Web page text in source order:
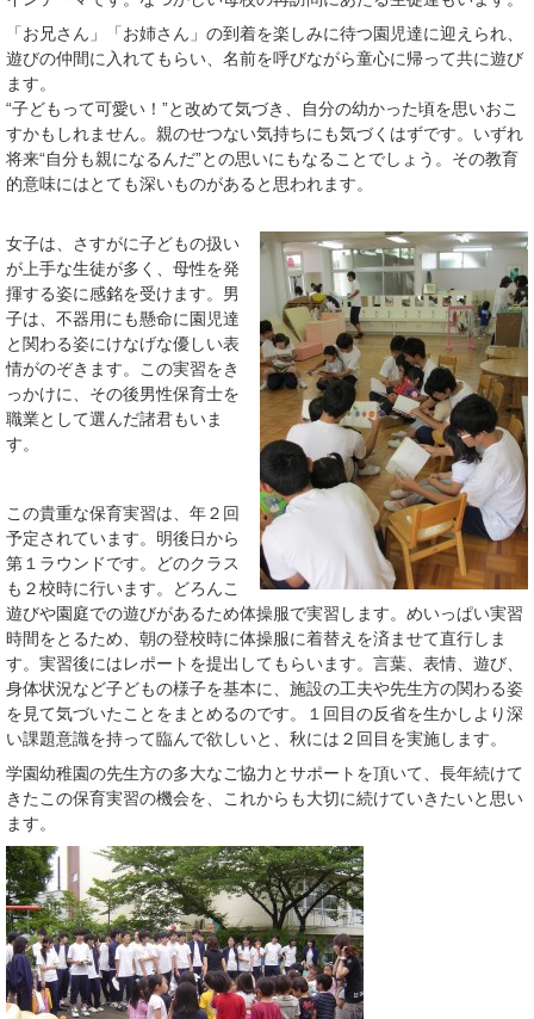
「お兄さん」「お姉さん」の到着を楽しみに待つ園児達に迎えられ、
遊びの仲間に入れてもらい、名前を呼びながら童心に帰って共に遊び
ます。
“子どもって可愛い！”と改めて気づき、自分の幼かった頃を思いおこ
すかもしれません。親のせつない気持ちにも気づくはずです。いずれ
将来“自分も親になるんだ”との思いにもなることでしょう。その教育
的意味にはとても深いものがあると思われます。
女子は、さすがに子どもの扱い
が上手な生徒が多く、母性を発
揮する姿に感銘を受けます。男
子は、不器用にも懸命に園児達
と関わる姿にけなげな優しい表
情がのぞきます。この実習をき
っかけに、その後男性保育士を
職業として選んだ諸君もいま
す。
この貴重な保育実習は、年２回
予定されています。明後日から
第１ラウンドです。どのクラス
も２校時に行います。どろんこ
遊びや園庭での遊びがあるため体操服で実習します。めいっぱい実習
時間をとるため、朝の登校時に体操服に着替えを済ませて直行しま
す。実習後にはレポートを提出してもらいます。言葉、表情、遊び、
身体状況など子どもの様子を基本に、施設の工夫や先生方の関わる姿
を見て気づいたことをまとめるのです。１回目の反省を生かしより深
い課題意識を持って臨んで欲しいと、秋には２回目を実施します。
学園幼稚園の先生方の多大なご協力とサポートを頂いて、長年続けて
きたこの保育実習の機会を、これからも大切に続けていきたいと思い
ます。